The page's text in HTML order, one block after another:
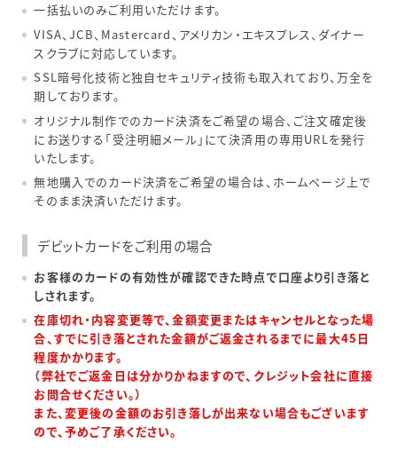
一括払いのみご利用いただけます。
VISA、JCB、Mastercard、アメリカン・エキスプレス、ダイナー
スクラブに対応しています。
SSL暗号化技術と独自セキュリティ技術も取入れており、万全を
期しております。
オリジナル制作でのカード決済をご希望の場合、ご注文確定後
にお送りする「受注明細メール」にて決済用の専用URLを発行
いたします。
無地購入でのカード決済をご希望の場合は、ホームページ上で
そのまま決済いただけます。
デビットカードをご利用の場合
お客様のカードの有効性が確認できた時点で口座より引き落と
しされます。
在庫切れ・内容変更等で、金額変更またはキャンセルとなった場
合、すでに引き落とされた金額がご返金されるまでに最大45日
程度かかります。
（弊社でご返金日は分かりかねますので、クレジット会社に直接
お問合せください。）
また、変更後の金額のお引き落しが出来ない場合もございます
ので、予めご了承ください。